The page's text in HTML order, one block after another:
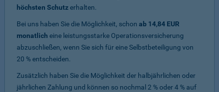
höchsten Schutzerhalten.
Bei uns haben Sie die Möglichkeit, schon ab 14,84 EUR
monatlich eine leistungsstarke Operationsversicherung
abzuschließen, wenn Sie sich für eine Selbstbeteiligung von
20 % entscheiden.
Zusätzlich haben Sie die Möglichkeit der halbjährlichen oder
jährlichen Zahlung und können so nochmal 2 % oder 4 % auf